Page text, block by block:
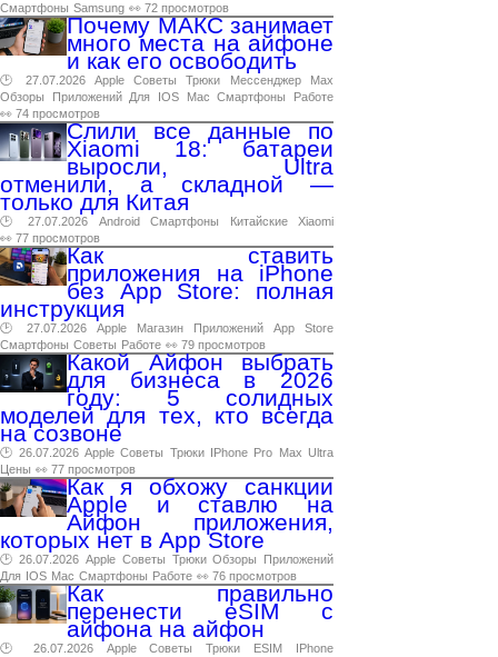
Смартфоны Samsung 👀 72 просмотров
Почему МАКС занимает
много места на айфоне
и как его освободить
🕑 27.07.2026 Apple Советы Трюки Мессенджер
Max
Обзоры
Приложений Для IOS Mac Смартфоны
Работе
👀 74 просмотров
Слили все данные по
Xiaomi 18: батареи
выросли, Ultra
отменили, а складной —
только для Китая
🕑 27.07.2026 Android Смартфоны Китайские
Xiaomi
👀 77 просмотров
Как ставить
приложения на iPhone
без App Store: полная
инструкция
🕑 27.07.2026 Apple Магазин Приложений App
Store
Смартфоны Советы Работе 👀 79 просмотров
Какой Айфон выбрать
для бизнеса в 2026
году: 5 солидных
моделей для тех, кто всегда
на созвоне
🕑 26.07.2026 Apple Советы Трюки IPhone Pro Max
Ultra
Цены 👀 77 просмотров
Как я обхожу санкции
Apple и ставлю на
Айфон приложения,
которых нет в App Store
🕑 26.07.2026 Apple Советы Трюки Обзоры
Приложений
Для IOS Mac Смартфоны Работе 👀 76 просмотров
Как правильно
перенести eSIM с
айфона на айфон
🕑 26.07.2026 Apple Советы Трюки ESIM
IPhone